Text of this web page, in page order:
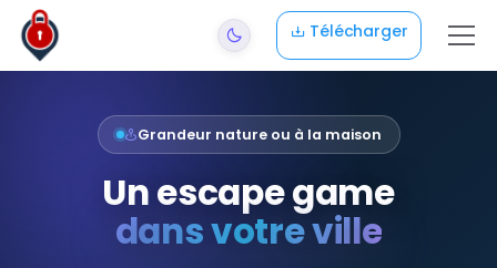
Aller au contenu principal
Télécharger
Grandeur nature ou à la maison
Un escape game
dans votre ville